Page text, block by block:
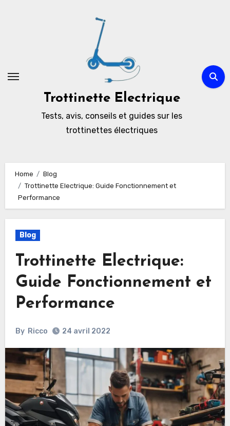
Trottinette Electrique
Tests, avis, conseils et guides sur les
trottinettes électriques
Home
Blog
Trottinette Electrique: Guide Fonctionnement et
Performance
Blog
Trottinette Electrique:
Guide Fonctionnement et
Performance
By Ricco 24 avril 2022